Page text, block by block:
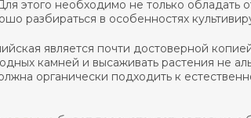
этого необходимо не только обладать
разбираться в особенностях
является почти достоверной
камней и высаживать растения не
органически подходить к